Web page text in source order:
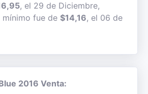
, el 29 de Diciembre,
mínimo fue de $14,16, el 06 de
2016 Venta: